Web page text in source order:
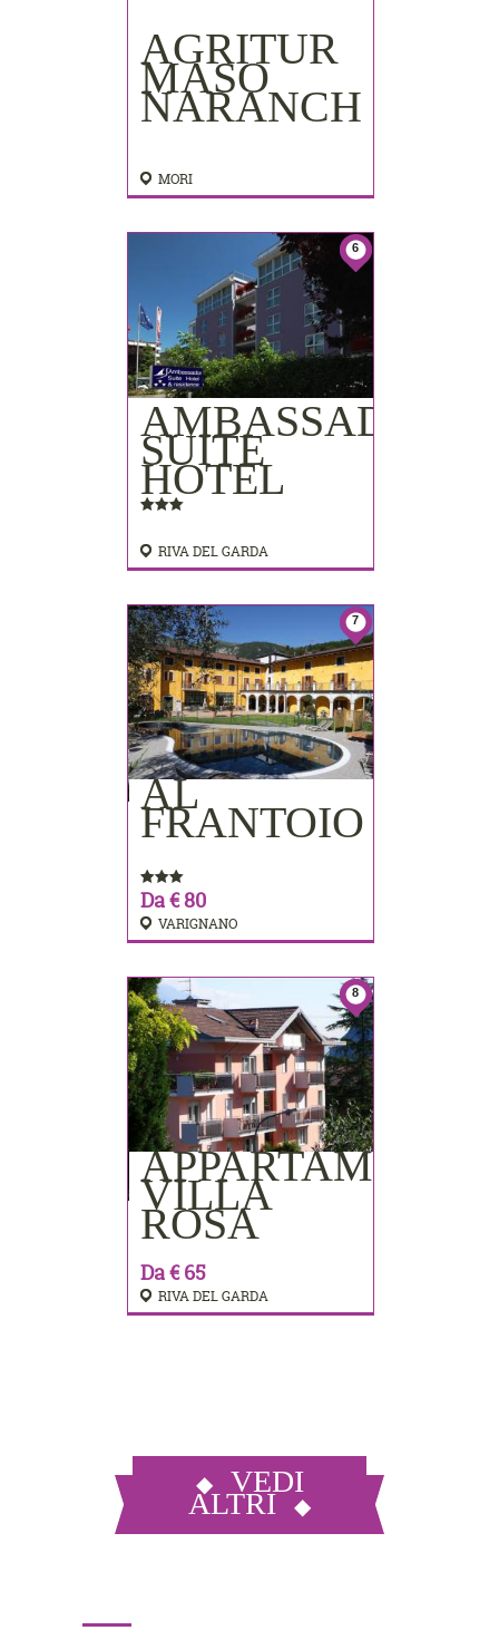
AGRITUR
MASO
NARANCH
MORI
6
AMBASSADOR
SUITE
HOTEL
RIVA DEL GARDA
7
AL
FRANTOIO
Da € 80
VARIGNANO
PRENOTA
8
APPARTAMENTI
VILLA
ROSA
Da € 65
RIVA DEL GARDA
PRENOTA
VEDI
ALTRI